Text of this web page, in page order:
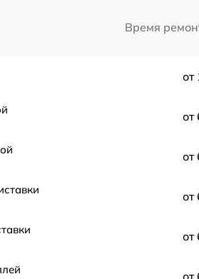
Время
от
от
от
от
от